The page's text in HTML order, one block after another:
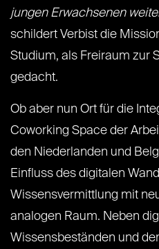
jungen Erwachsenen
schildert Verbist die
Studium, als Freiraum zur
gedacht.
Ob aber nun Ort für die
Coworking Space der
den Niederlanden und
Einfluss des digitalen
Wissensvermittlung mit
analogen Raum. Neben
Wissensbeständen und